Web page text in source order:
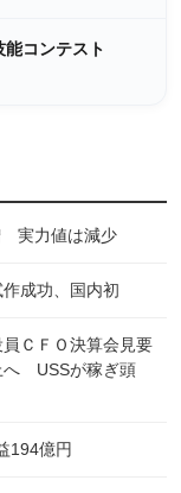
能コンテスト
実力値は減少
成功、国内初
ＣＦＯ決算会見要
へ USSが稼ぎ頭
194億円